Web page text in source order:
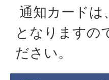
通知カードは
となりますの
ださい。